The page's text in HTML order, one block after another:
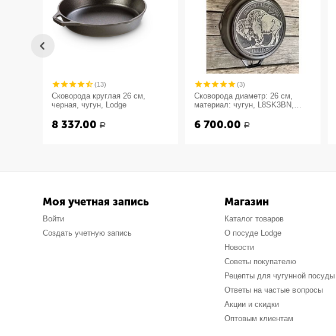
(13)
Сковорода круглая 26 см,
черная, чугун, Lodge
8 337.00 Р
(3)
Сковорода диаметр: 26 см,
материал: чугун, L8SK3BN,
США
6 700.00 Р
Моя учетная запись
Войти
Создать учетную запись
Магазин
Каталог товаров
О посуде Lodge
Новости
Советы покупателю
Рецепты для чугунной посуды
Ответы на частые вопросы
Акции и скидки
Оптовым клиентам